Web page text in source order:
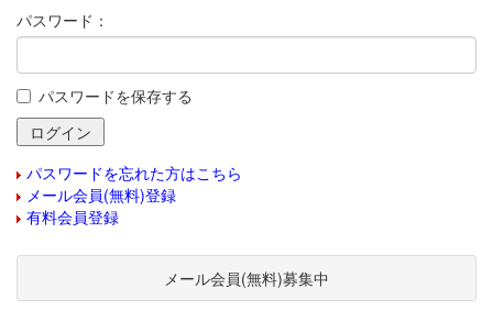
パスワード：
パスワードを保存する
パスワードを忘れた方はこちら
メール会員(無料)登録
有料会員登録
メール会員(無料)募集中